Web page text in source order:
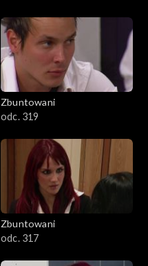
Zbuntowani
odc. 319
Zbuntowani
odc. 317